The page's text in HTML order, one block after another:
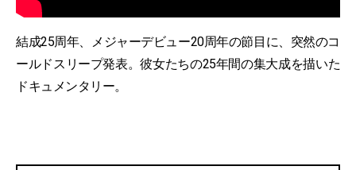
結成25周年、メジャーデビュー20周年の節目に、突然のコ
ールドスリープ発表。彼女たちの25年間の集大成を描いた
ドキュメンタリー。